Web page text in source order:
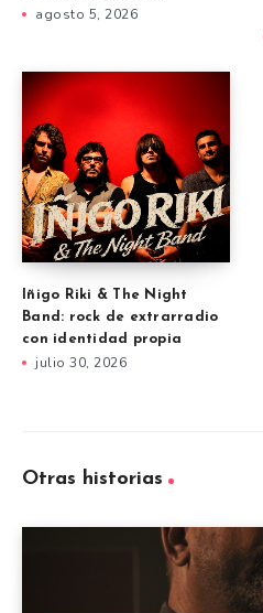
agosto 5, 2026
Iñigo Riki & The Night
Band: rock de extrarradio
con identidad propia
julio 30, 2026
Otras historias